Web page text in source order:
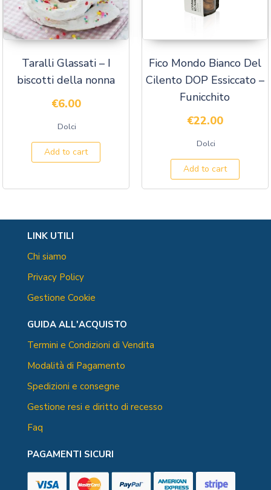
Taralli Glassati – I
biscotti della nonna
€6.00
Dolci
Add to cart
Fico Mondo Bianco Del
Cilento DOP Essiccato –
Funicchito
€22.00
Dolci
Add to cart
LINK UTILI
Chi siamo
Privacy Policy
Gestione Cookie
GUIDA ALL'ACQUISTO
Termini e Condizioni di Vendita
Modalità di Pagamento
Spedizioni e consegne
Gestione resi e diritto di recesso
Faq
PAGAMENTI SICURI